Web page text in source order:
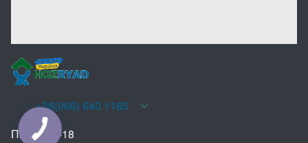
+38(066) 640 1185
Пн-Нд 10-18
КНОПКА
ЗВ'ЯЗКУ